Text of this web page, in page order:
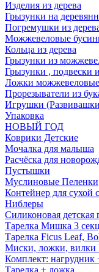
Изделия из дерева
Грызунки на
Погремушки из
Можжевеловые
Кольца из дерева
Грызунки из
Грызунки , подвески
Ложки можжевеловые
Прорезыватели из
Игрушки
Упаковка
НОВЫЙ ГОД
Коврики Детские
Мочалка для малыша
Расчёска для
Пустышки
Муслиновые Пеленки
Контейнер для сухой
Ниблеры
Силиконовая
Тарелка Мишка 3
Тарелка Ficus Leaf,
Миски, ложки,
Комплект: нагрудник
Тарелка + ложка